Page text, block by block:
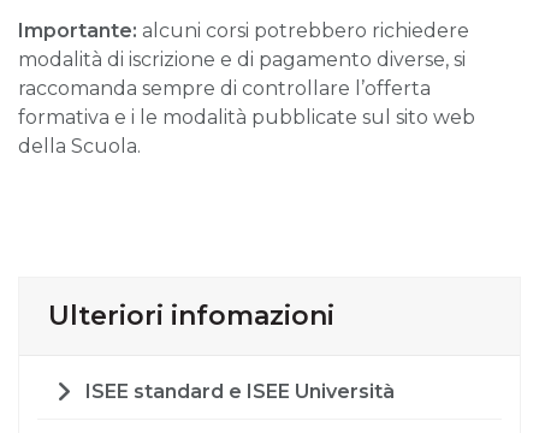
Importante: alcuni corsi potrebbero richiedere
modalità di iscrizione e di pagamento diverse, si
raccomanda sempre di controllare l’offerta
formativa e i le modalità pubblicate sul sito web
della Scuola.
Ulteriori infomazioni
ISEE standard e ISEE Università